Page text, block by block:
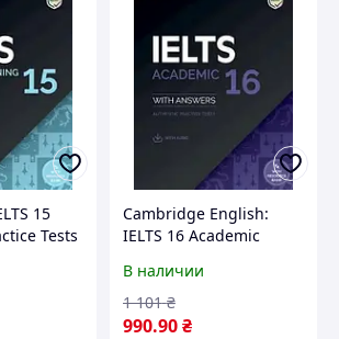
15
Tests
with
Cambridge English:
IELTS 16 Academic
Papers with answers
and Downloadable
Audio
В наличии
990.90₴
1 101 ₴